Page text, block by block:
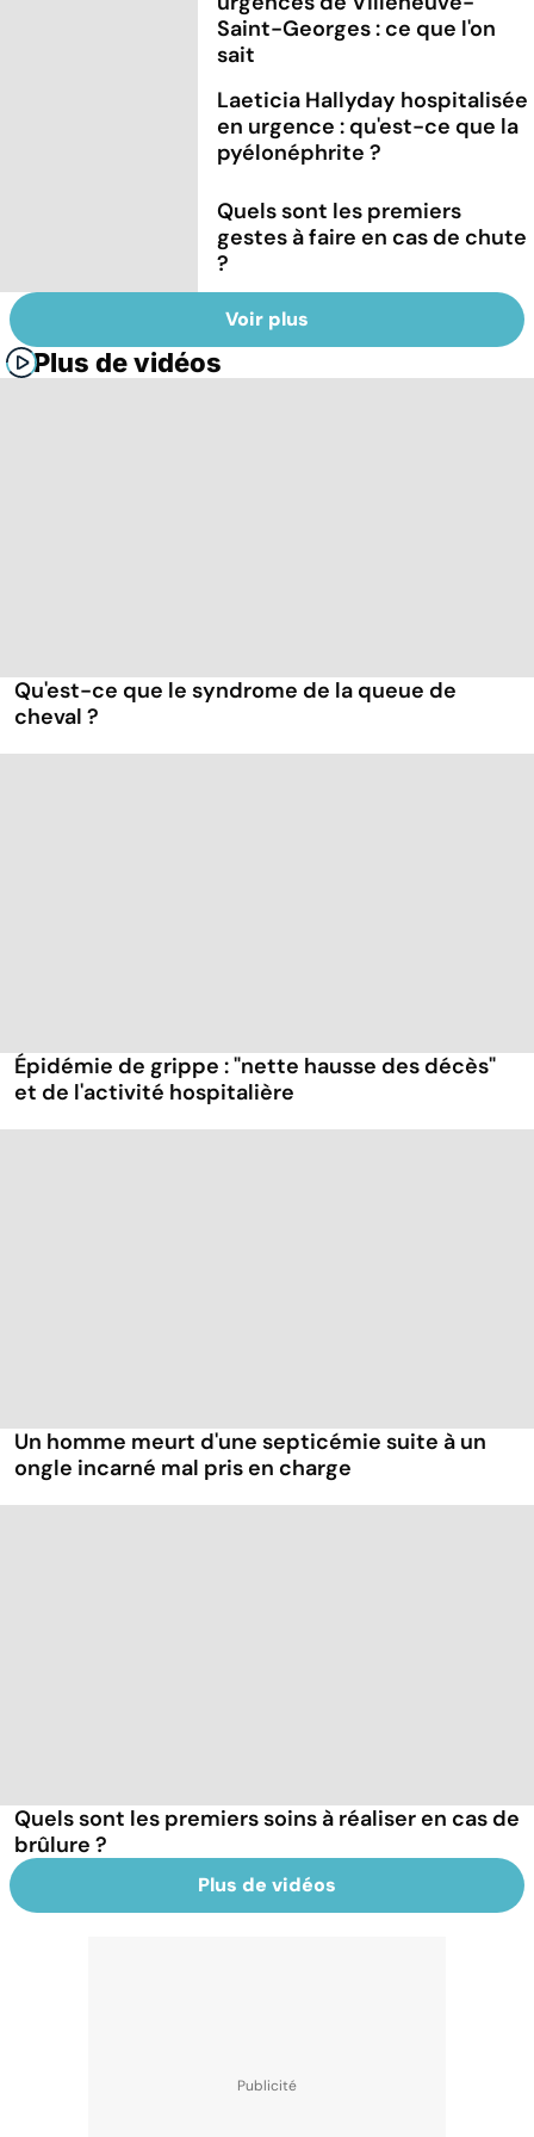
Saint-Georges : ce que l'on
sait
Laeticia Hallyday hospitalisée
en urgence : qu'est-ce que la
pyélonéphrite ?
Quels sont les premiers
gestes à faire en cas de chute
?
Voir plus
Plus de vidéos
Qu'est-ce que le syndrome de la queue de
cheval ?
Épidémie de grippe : "nette hausse des décès"
et de l'activité hospitalière
Un homme meurt d'une septicémie suite à un
ongle incarné mal pris en charge
Quels sont les premiers soins à réaliser en cas de
brûlure ?
Plus de vidéos